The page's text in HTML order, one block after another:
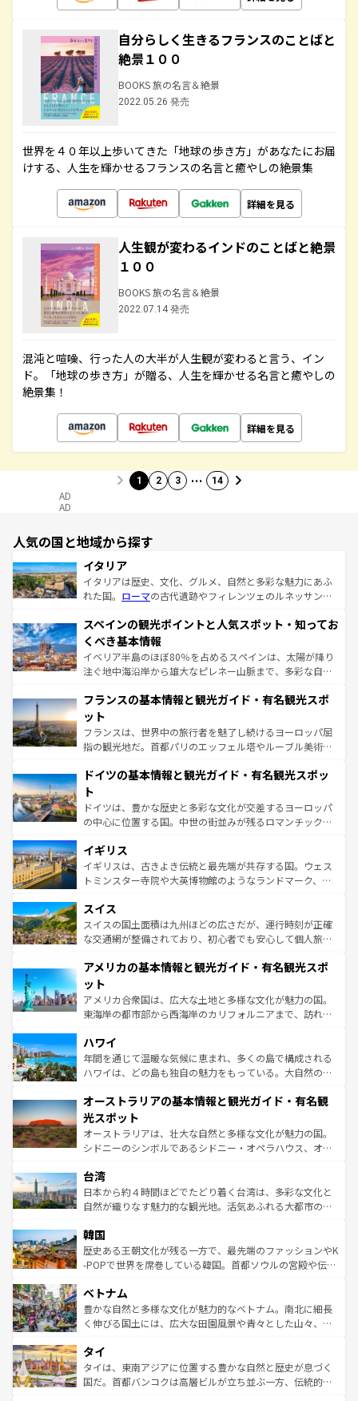
自分らしく生きるフランスのことばと
絶景１００
BOOKS 旅の名言＆絶景
2022.05.26 発売
世界を４０年以上歩いてきた「地球の歩き方」があなたにお届
けする、人生を輝かせるフランスの名言と癒やしの絶景集
詳細を見る
人生観が変わるインドのことばと絶景
１００
BOOKS 旅の名言＆絶景
2022.07.14 発売
混沌と喧噪、行った人の大半が人生観が変わると言う、イン
ド。「地球の歩き方」が贈る、人生を輝かせる名言と癒やしの
絶景集！
詳細を見る
1 2 3 … 14
AD
AD
人気の国と地域から探す
イタリア
イタリアは歴史、文化、グルメ、自然と多彩な魅力にあふ
れた国。 ローマの古代遺跡やフィレンツェのルネッサンス
ろん、トスカーナの美しい田園風景やアマルフィ海岸の絶
景など、自然景観も見逃せない。観光の合間には、本場の
ピザやパスタなど、絶品のイタリア料理を堪能することも
できる。朝目覚めてから夜眠るまで、すべての瞬間を楽し
なお、新着のイタリア情報はコンテンツ一覧を参照してほ
しい。
スペインの観光ポイントと人気スポット・知ってお
くべき基本情報
イベリア半島のほぼ80％を占めるスペインは、太陽が降り
注ぐ地中海沿岸から雄大なピレネー山脈まで、多彩な自然
文化が根付くこの国では、情熱的なフラメンコ、熱気あふ
れる闘牛、そして美味しいタパスが生活の一部となってい
る。首都マドリードの洗練された雰囲気や、バルセロナの
アートに溢れた街角から、地方では古代ローマ遺跡や中世
せる。地方によって風土や気候が異なるスペインはその個
ンテンツ一覧 を参照してほしい。
フランスの基本情報と観光ガイド・有名観光スポ
ット
フランスは、世界中の旅行者を魅了し続けるヨーロッパ屈
指の観光地だ。首都パリのエッフェル塔やルーブル美術館
で、幅広い魅力が詰まっている。華麗な宮殿、歴史的な大
聖堂、美しいビーチ、そして豊かな自然が、訪れる者を心
から魅了する。また、フランスは美食の国としても知ら
れ、フランス料理はユネスコ無形文化遺産にも登録されて
香り高いラベンダー畑など、多彩な楽しみ方が可能だ。さ
らに、パリ以外の地域にも魅力が溢れており、どの街角に
も豊かな歴史と文化が息づいている。パリ以外の個性あふ
を参照してほしい。
ドイツの基本情報と観光ガイド・有名観光スポッ
ト
ドイツは、豊かな歴史と多彩な文化が交差するヨーロッパ
の中心に位置する国。中世の街並みが残るロマンチック街
顔を持つこの国は、どこを歩いても飽きることがない。ベ
ルリンの文化的活気、バイエルン州のアルプスの絶景、そ
してライン川沿いのワイン畑といった風景は必見。ビール
は、お酒好きな人にはぜひ体験してほしい。 なお、新着の
ドイツ情報はコンテンツ一覧を参照してほしい。
イギリス
イギリスは、古きよき伝統と最先端が共存する国。ウェス
トミンスター寺院や大英博物館のようなランドマーク、歴
リアごとに異なる魅力がある。また、優雅なアフタヌーン
ティー、ビール好きにはたまらない英国パブ、サッカー観
戦など、本場だからこそできる体験も豊富。イギリスを旅
ンツ一覧を参照してほしい。
スイス
スイスの国土面積は九州ほどの広さだが、運行時刻が正確
な交通網が整備されており、初心者でも安心して個人旅行
の建物がそのまま残る町や、スイスならではのユニークな
博物館もあり、アルプス観光だけでなく町歩きも満喫する
ことができる。国民の所得が高いため物価も高いが、旅行
者向けの交通パス提供のサービスもあり、うまく活用すれ
着のスイス情報は
アメリカの基本情報と観光ガイド・有名観光スポ
ット
アメリカ合衆国は、広大な土地と多様な文化が魅力の国。
東海岸の都市部から西海岸のカリフォルニアまで、訪れる
のような巨大都市は、観光、ショッピング、エンターテイ
ンメントが詰まった刺激的なスポットだ。一方、アメリカ
西部には大自然が広がり、グランドキャニオンやイエロー
部のニューオーリンズでは、音楽と美食が融合した独特の
文化が魅力。旅行者はアメリカの各地域で異なる魅力を楽
しみながら、その多様性と豊かな歴史を感じることができ
るだろう。車でのロードトリップや列車の旅も、アメリカ
情報は
ハワイ
年間を通じて温暖な気候に恵まれ、多くの島で構成される
ハワイは、どの島も独自の魅力をもっている。大自然の神
ワイ島は見逃せない。また、定番の観光地といえばオアフ
島だが、静かな自然を求めるならマウイ島やカウアイ島が
おすすめ。エメラルドグリーンに輝く海をはじめ、豊かな
文化や歴史が息づいている。「アロハスピリット」と呼ば
人々、おいしいローカルフードやハワイアンミュージッ
ク、伝統的なフラダンスなど、すべてがハワイの魅力を彩
っている。訪れるたびに新しい発見と感動が待っているハ
はコンテンツ一覧
オーストラリアの基本情報と観光ガイド・有名観
光スポット
オーストラリアは、壮大な自然と多様な文化が魅力の国。
シドニーのシンボルであるシドニー・オペラハウス、オー
リアリーフや大陸中央部にそびえるウルル（エアーズロッ
ク）、タスマニアの美しい原生林やケアンズの熱帯雨林な
ど、見どころがたくさん。また、カフェやワイン、オージ
いる。アクティビティも充実しており、サーフィンやダイ
ビング、ハイキングなど、アウトドア好きにはたまらな
い。オーストラリアの多彩な魅力を存分に味わいつくそ
参照してほしい。
台湾
日本から約４時間ほどでたどり着く台湾は、多彩な文化と
自然が織りなす魅力的な観光地。活気あふれる大都市の台
ン）、静ひつな山岳地帯である台湾東部など、都市の喧騒
と山間の静けさが共存しており、訪れる人に新しい発見と
驚きをもたらしてくれる。また、奥深い台湾の食文化も魅
容にもいいと評判のスイーツなど、バラエティ豊かな料理
が味わえる。 なお、新着の台湾情報は コンテンツ一覧を参
照してほしい。
韓国
歴史ある王朝文化が残る一方で、最先端のファッションやK
-POPで世界を席巻している韓国。首都ソウルの宮殿や伝統
き、地方に足を延ばせば四季折々の自然美を楽しむことが
できる。そして、キムチや焼肉、絶品のストリートフード
まで、さまざまな韓国料理が待っている。夜には、韓国な
リティに包まれながら、韓国の多彩な魅力を心ゆくまで味
わってみてほしい。 なお、新着の韓国情報はコンテンツ一
覧を参照してほしい。
ベトナム
豊かな自然と多様な文化が魅力的なベトナム。南北に細長
く伸びる国土には、広大な田園風景や青々とした山々、世
急速な発展と共に伝統が息づく。ハノイの古い町並みやホ
ーチミン市のフランス統治時代の建物も、独特の雰囲気を
醸し出している。また、バラエティの豊かさとおいしさで
タイ
タイは、東南アジアに位置する豊かな自然と歴史が息づく
国だ。首都バンコクは高層ビルが立ち並ぶ一方、伝統的な